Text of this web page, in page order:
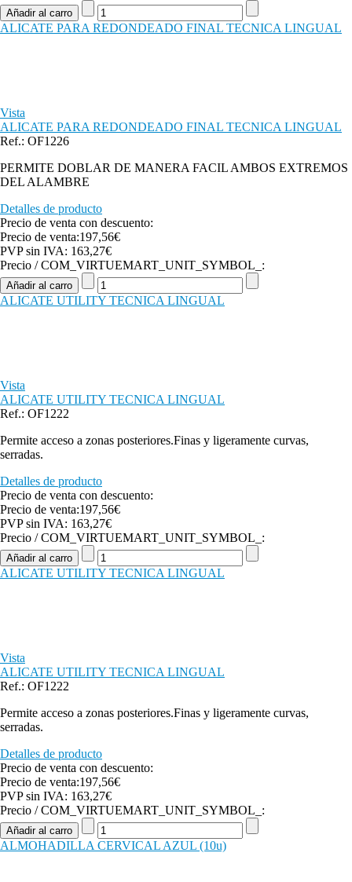
ALICATE PARA REDONDEADO FINAL TECNICA LINGUAL
Vista
ALICATE PARA REDONDEADO FINAL TECNICA LINGUAL
Ref.: OF1226
PERMITE DOBLAR DE MANERA FACIL AMBOS EXTREMOS
DEL ALAMBRE
Detalles de producto
Precio de venta con descuento:
Precio de venta:197,56€
PVP sin IVA: 163,27€
Precio / COM_VIRTUEMART_UNIT_SYMBOL_:
ALICATE UTILITY TECNICA LINGUAL
Vista
ALICATE UTILITY TECNICA LINGUAL
Ref.: OF1222
Permite acceso a zonas posteriores.Finas y ligeramente curvas,
serradas.
Detalles de producto
Precio de venta con descuento:
Precio de venta:197,56€
PVP sin IVA: 163,27€
Precio / COM_VIRTUEMART_UNIT_SYMBOL_:
ALICATE UTILITY TECNICA LINGUAL
Vista
ALICATE UTILITY TECNICA LINGUAL
Ref.: OF1222
Permite acceso a zonas posteriores.Finas y ligeramente curvas,
serradas.
Detalles de producto
Precio de venta con descuento:
Precio de venta:197,56€
PVP sin IVA: 163,27€
Precio / COM_VIRTUEMART_UNIT_SYMBOL_:
ALMOHADILLA CERVICAL AZUL (10u)